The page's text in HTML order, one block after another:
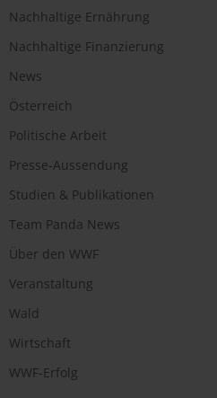
Nachhaltige Ernährung
Nachhaltige Finanzierung
News
Österreich
Politische Arbeit
Presse-Aussendung
Studien & Publikationen
Team Panda News
Über den WWF
Veranstaltung
Wald
Wirtschaft
WWF-Erfolg